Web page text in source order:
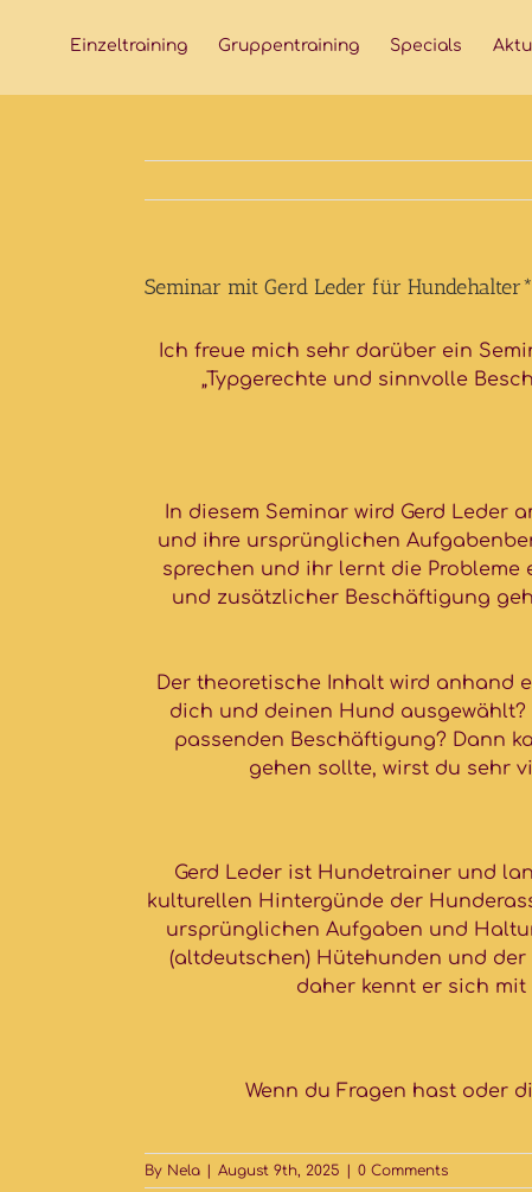
Einzeltraining Gruppentraining Specials
Seminar mit Gerd Leder für
Ich freue mich sehr darüber ein
„Typgerechte und sinnvolle
In diesem Seminar wird Gerd
und ihre ursprünglichen
sprechen und ihr lernt die Probleme
und zusätzlicher Beschäftigung
Der theoretische Inhalt wird anhand
dich und deinen Hund
passenden Beschäftigung? Dann
gehen sollte, wirst du sehr
Gerd Leder ist Hundetrainer und
kulturellen Hintergünde der
ursprünglichen Aufgaben und
(altdeutschen) Hütehunden und
daher kennt er sich
Wenn du Fragen hast oder
By Nela August 9th, 2025 0 Comments